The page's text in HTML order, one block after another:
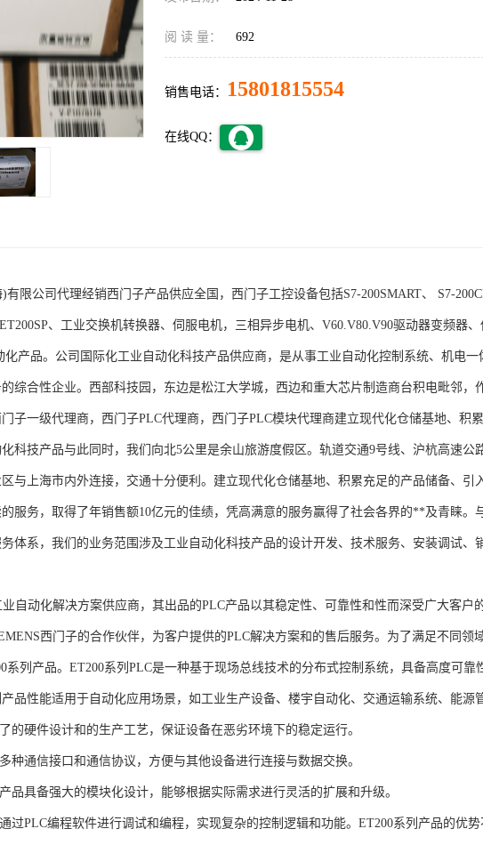
阅 读 量： 692
销售电话： 15801815554
在线QQ：
司代理经销西门子产品供应全国，西门子工控设备包括S7-200SMART、 S7-
ET200SP、工业交换机转换器、伺服电机，三相异步电机、V60.V80.V90驱动器变频器
化产品。公司国际化工业自动化科技产品供应商，是从事工业自动化控制系统、机电一
综合性企业。西部科技园，东边是松江大学城，西边和重大芯片制造商台积电毗邻，
子一级代理商，西门子PLC代理商，西门子PLC模块代理商建立现代化仓储基地、积
科技产品与此同时，我们向北5公里是余山旅游度假区。轨道交通9号线、沪杭高速公
与上海市内外连接，交通十分便利。建立现代化仓储基地、积累充足的产品储备、引
服务，取得了年销售额10亿元的佳绩，凭高满意的服务赢得了社会各界的**及青睐。
体系，我们的业务范围涉及工业自动化科技产品的设计开发、技术服务、安装调试、
化解决方案供应商，其出品的PLC产品以其稳定性、可靠性和性而深受广大客户
西门子的合作伙伴，为客户提供的PLC解决方案和的售后服务。为了满足不同领
系列产品。ET200系列PLC是一种基于现场总线技术的分布式控制系统，具备高度可靠
品性能适用于自动化应用场景，如工业生产设备、楼宇自动化、交通运输系统、能源
的硬件设计和的生产工艺，保证设备在恶劣环境下的稳定运行。
种通信接口和通信协议，方便与其他设备进行连接与数据交换。
品具备强大的模块化设计，能够根据实际需求进行灵活的扩展和升级。
过PLC编程软件进行调试和编程，实现复杂的控制逻辑和功能。ET200系列产品的优